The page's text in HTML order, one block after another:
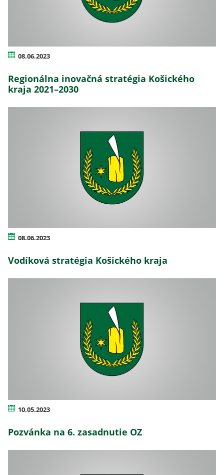
08.06.2023
Regionálna inovačná stratégia Košického
kraja 2021–2030
08.06.2023
Vodíková stratégia Košického kraja
10.05.2023
Pozvánka na 6. zasadnutie OZ